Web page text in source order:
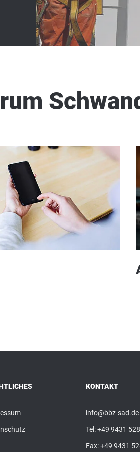
KONTAKT
info@bbz-sad.de
Tel:+49 9431
Fax: +49 9431